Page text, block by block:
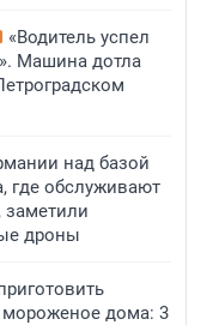
«Водитель успел
Машина дотла
над базой
где обслуживают
дроны
мороженое дома: 3